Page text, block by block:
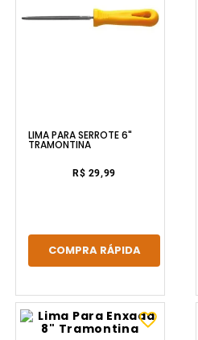
LIMA PARA SERROTE 6"
TRAMONTINA
R$ 29,99
COMPRA RÁPIDA